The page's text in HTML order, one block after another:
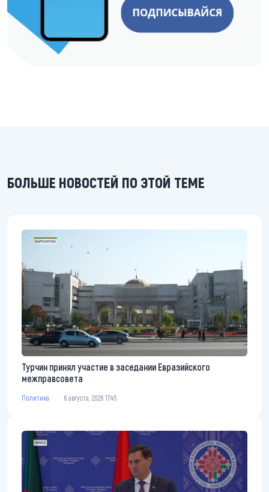
БОЛЬШЕ НОВОСТЕЙ ПО ЭТОЙ ТЕМЕ
Турчин принял участие в заседании Евразийского
межправсовета
Политика 6 августа, 2026 17:45